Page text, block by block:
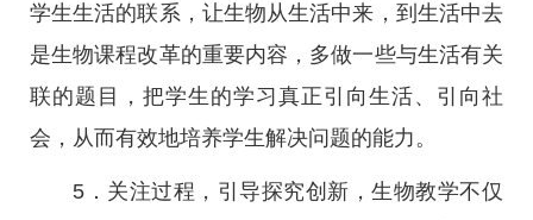
学生生活的联系，让生物从生活中来，到生活中去
是生物课程改革的重要内容，多做一些与生活有关
联的题目，把学生的学习真正引向生活、引向社
会，从而有效地培养学生解决问题的能力。
5．关注过程，引导探究创新，生物教学不仅